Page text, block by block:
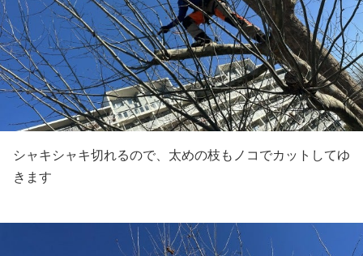
シャキシャキ切れるので、太めの枝もノコでカットしてゆ
きます